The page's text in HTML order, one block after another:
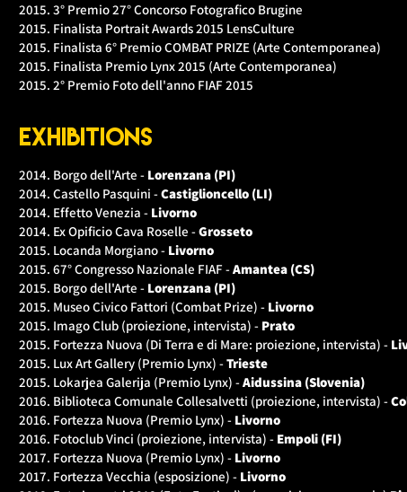
2015. 3° Premio 27° Concorso Fotografico Brugine
2015. Finalista Portrait Awards 2015 LensCulture
2015. Finalista 6° Premio COMBAT PRIZE (Arte Contemporanea)
2015. Finalista Premio Lynx 2015 (Arte Contemporanea)
2015. 2° Premio Foto dell'anno FIAF 2015
Exhibitions
2014. Borgo dell'Arte - Lorenzana (PI)
2014. Castello Pasquini -Castiglioncello (LI)
2014. Effetto Venezia - Livorno
2014. Ex Opificio Cava Roselle -Grosseto
2015. Locanda Morgiano - Livorno
2015. 67° Congresso Nazionale FIAF -Amantea (CS)
2015. Borgo dell'Arte - Lorenzana (PI)
2015. Museo Civico Fattori (Combat Prize) - Livorno
2015. Imago Club (proiezione, intervista) - Prato
2015. Fortezza Nuova (Di Terra e di Mare: proiezione, intervista) -
2015. Lux Art Gallery (Premio Lynx) -Trieste
2015. Lokarjea Galerija (Premio Lynx) -Aidussina (Slovenia)
2016. Biblioteca Comunale Collesalvetti (proiezione, intervista) -
2016. Fortezza Nuova (Premio Lynx) - Livorno
2016. Fotoclub Vinci (proiezione, intervista) - Empoli (FI)
2017. Fortezza Nuova (Premio Lynx) - Livorno
2017. Fortezza Vecchia (esposizione) - Livorno